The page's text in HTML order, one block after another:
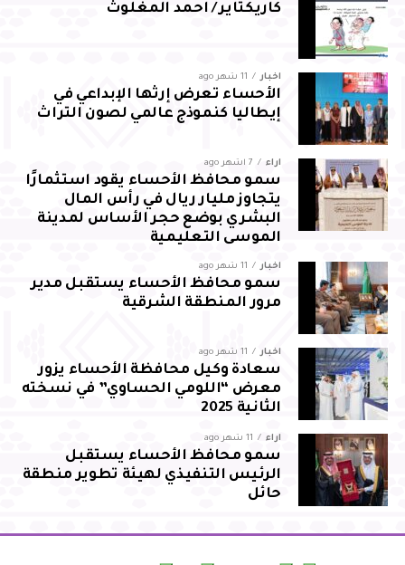
كاريكتاير / احمد المغلوث
أخبار 11 شهر ago
الأحساء تعرض إرثها الإبداعي في
إيطاليا كنموذج عالمي لصون التراث
آراء 7 أشهر ago
سمو محافظ الأحساء يقود استثمارًا
يتجاوز مليار ريال في رأس المال
البشري بوضع حجر الأساس لمدينة
الموسى التعليمية
أخبار 11 شهر ago
سمو محافظ الأحساء يستقبل مدير
مرور المنطقة الشرقية
أخبار 11 شهر ago
سعادة وكيل محافظة الأحساء يزور
معرض “اللومي الحساوي” في نسخته
الثانية 2025
آراء 11 شهر ago
سمو محافظ الأحساء يستقبل
الرئيس التنفيذي لهيئة تطوير منطقة
حائل